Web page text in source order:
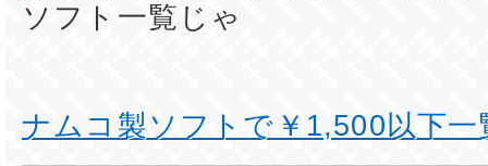
ソフト一覧じゃ
ナムコ製ソフトで￥1,500以下一